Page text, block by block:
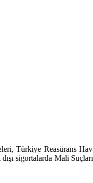
, Türkiye Reasürans
sigortalarda Mali